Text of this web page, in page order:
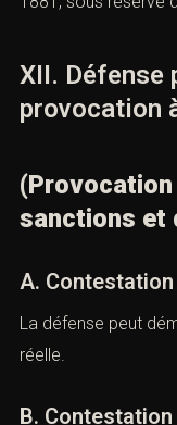
1881, sous réserve
provocation
(Provocation
A. Contestation
La défense peut